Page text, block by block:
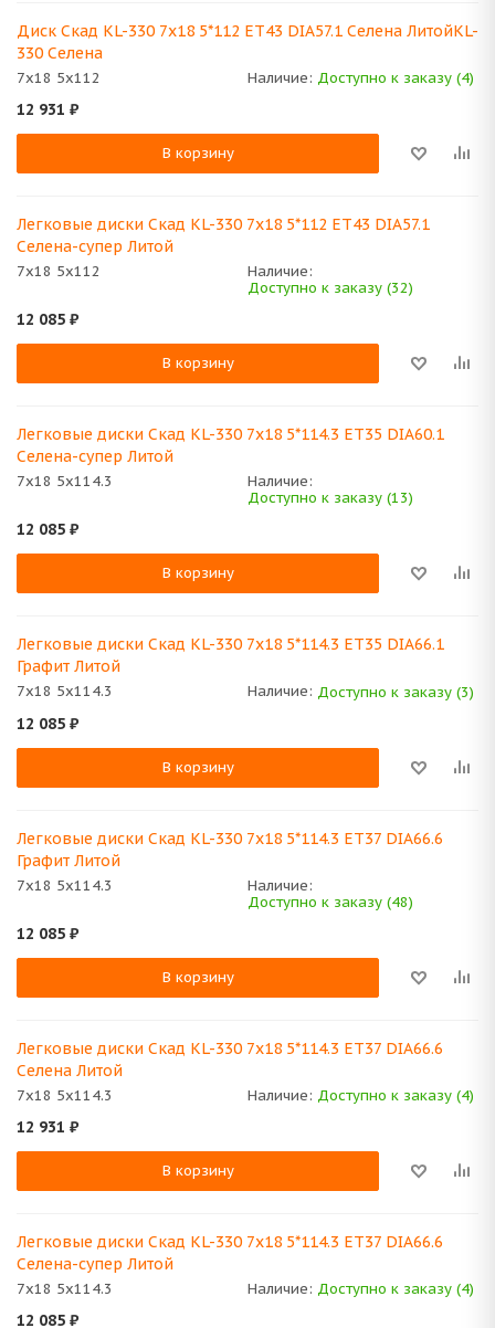
Диск Скад KL-330 7x18 5*112 ET43 DIA57.1 Селена ЛитойKL-
330 Селена
7x18 5x112 Наличие: Доступно к заказу (4)
12 931 ₽
В корзину
Легковые диски Скад KL-330 7x18 5*112 ET43 DIA57.1
Селена-супер Литой
7x18 5x112
Наличие:
Доступно к заказу (32)
12 085 ₽
В корзину
Легковые диски Скад KL-330 7x18 5*114.3 ET35 DIA60.1
Селена-супер Литой
7x18 5x114.3
Наличие:
Доступно к заказу (13)
12 085 ₽
В корзину
Легковые диски Скад KL-330 7x18 5*114.3 ET35 DIA66.1
Графит Литой
7x18 5x114.3 Наличие: Доступно к заказу (3)
12 085 ₽
В корзину
Легковые диски Скад KL-330 7x18 5*114.3 ET37 DIA66.6
Графит Литой
7x18 5x114.3
Наличие:
Доступно к заказу (48)
12 085 ₽
В корзину
Легковые диски Скад KL-330 7x18 5*114.3 ET37 DIA66.6
Селена Литой
7x18 5x114.3 Наличие: Доступно к заказу (4)
12 931 ₽
В корзину
Легковые диски Скад KL-330 7x18 5*114.3 ET37 DIA66.6
Селена-супер Литой
7x18 5x114.3 Наличие: Доступно к заказу (4)
12 085 ₽